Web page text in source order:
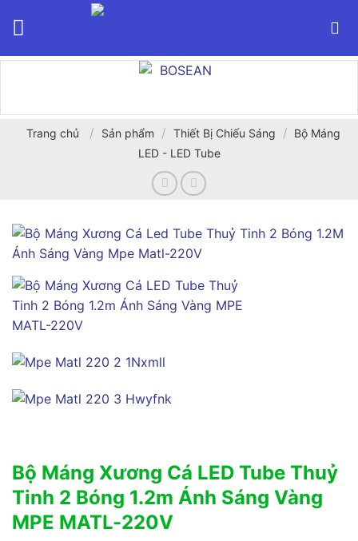
Trang chủ / Sản phẩm / Thiết Bị Chiếu Sáng / Bộ Máng
LED - LED Tube
Bộ Máng Xương Cá LED Tube Thuỷ
Tinh 2 Bóng 1.2m Ánh Sáng Vàng
MPE MATL-220V